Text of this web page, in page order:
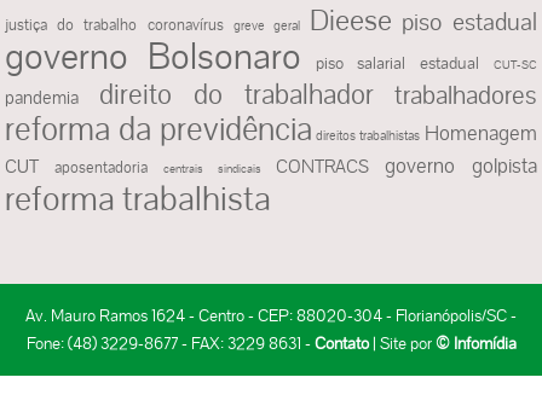
justiça do trabalho coronavírus greve geral Dieese piso estadual
governo Bolsonaro piso salarial estadual CUT-SC
pandemia direito do trabalhador trabalhadores
reforma da previdência direitos trabalhistas Homenagem
CUT aposentadoria centrais sindicais CONTRACS governo golpista
reforma trabalhista
Av. Mauro Ramos 1624 - Centro - CEP: 88020-304 - Florianópolis/SC -
Fone: (48) 3229-8677 - FAX: 3229 8631 -Contato| Site por© Infomídia